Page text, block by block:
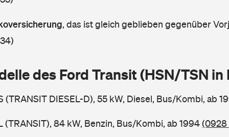
, das ist gleich geblieben gegenüber
des Ford Transit (HSN/TSN
(TRANSIT DIESEL-D), 55 kW, Diesel, Bus/Kombi, ab
(TRANSIT), 84 kW, Benzin, Bus/Kombi, ab 1994(0928